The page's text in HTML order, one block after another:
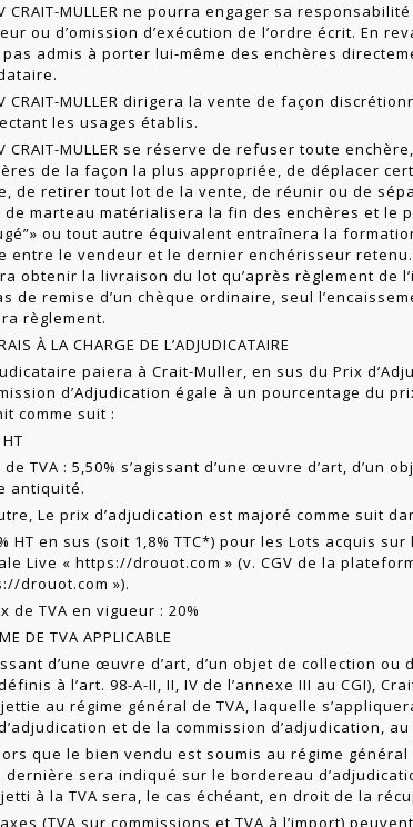
CRAIT-MULLER ne pourra engager sa
ou d’omission d’exécution de l’ordre écrit. En
admis à porter lui-même des enchères
CRAIT-MULLER dirigera la vente de façon
les usages établis.
CRAIT-MULLER se réserve de refuser toute
de la façon la plus appropriée, de déplacer
de retirer tout lot de la vente, de réunir ou de
de marteau matériali­sera la fin des enchères et le
ou tout autre équivalent entraînera la
entre le vendeur et le dernier enchéris­seur retenu.
obtenir la livraison du lot qu’après règlement de
de remise d’un chèque ordinaire, seul
règlement.
À LA CHARGE DE L’ADJUDICATAIRE
paiera à Crait-Muller, en sus du Prix
d’Adjudication égale à un pourcentage du
comme suit :
de TVA : 5,50% s’agissant d’une œuvre d’art, d’un
antiquité.
Le prix d’adjudication est majoré comme suit
HT en sus (soit 1,8% TTC*) pour les Lots acquis
Live « https://drouot.com » (v. CGV de la
drouot.com »).
de TVA en vigueur : 20%
DE TVA APPLICABLE
d’une œuvre d’art, d’un objet de collection ou
à l’art. 98-A-II, II, IV de l’annexe III au CGI),
au régime général de TVA, laquelle
et de la commission d’adjudication,
que le bien vendu est soumis au régime général
dernière sera indiqué sur le bordereau
à la TVA sera, le cas échéant, en droit de la